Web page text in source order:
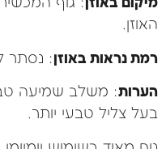
מיקום באוזן : גוף
האוזן.
רמת נראות באוזן: נסתר
הערות: משלב שמיעה
בעל צליל טבעי יותר.